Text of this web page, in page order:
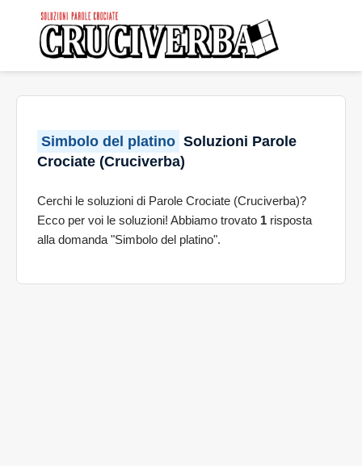
Simbolo del platino Soluzioni Parole
Crociate (Cruciverba)
Cerchi le soluzioni di Parole Crociate (Cruciverba)?
Ecco per voi le soluzioni! Abbiamo trovato 1 risposta
alla domanda "Simbolo del platino".